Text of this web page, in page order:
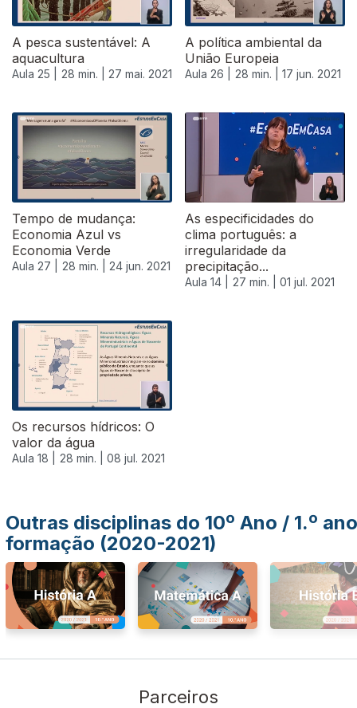
A pesca sustentável: A
aquacultura
Aula 25 | 28 min. | 27 mai. 2021
A política ambiental da
União Europeia
Aula 26 | 28 min. | 17 jun. 2021
Tempo de mudança:
Economia Azul vs
Economia Verde
Aula 27 | 28 min. | 24 jun. 2021
As especificidades do
clima português: a
irregularidade da
precipitação...
Aula 14 | 27 min. | 01 jul. 2021
Os recursos hídricos: O
valor da água
Aula 18 | 28 min. | 08 jul. 2021
556106
Outras disciplinas do 10º Ano / 1.º ano
formação (2020-2021)
Parceiros